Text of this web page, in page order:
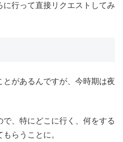
行って直接リクエストしてみ
があるんですが、今時期は夜
、特にどこに行く、何をする
らうことに。